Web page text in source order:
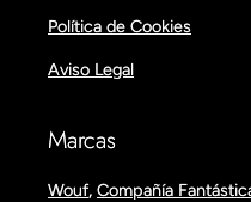
Política de Cookies
Aviso Legal
Marcas
Wouf, Compañía